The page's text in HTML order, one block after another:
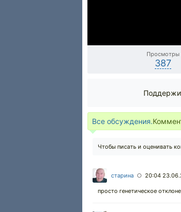
Просмотры
387
Все обсуждения.
Чтобы писать и оценивать
старина ○ 20:04
просто генетическое